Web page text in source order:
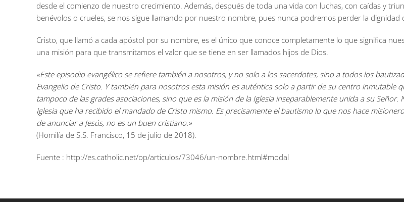
desde el comienzo de nuestro crecimiento. Además, después de toda una vida con luchas, con caídas y
benévolos o crueles, se nos sigue llamando por nuestro nombre, pues nunca podremos perder la
Cristo, que llamó a cada apóstol por su nombre, es el único que conoce completamente lo que significa
una misión para que transmitamos el valor que se tiene en ser llamados hijos de Dios.
«Este episodio evangélico se refiere también a nosotros, y no solo a los sacerdotes, sino a todos los
Evangelio de Cristo. Y también para nosotros esta misión es auténtica solo a partir de su centro inmutable
tampoco de las grades asociaciones, sino que es la misión de la Iglesia inseparablemente unida a su
Iglesia que ha recibido el mandado de Cristo mismo. Es precisamente el bautismo lo que nos hace
de anunciar a Jesús, no es un buen cristiano.»
(Homilía de S.S. Francisco, 15 de julio de 2018).
Fuente : http://es.catholic.net/op/articulos/73046/un-nombre.html#modal